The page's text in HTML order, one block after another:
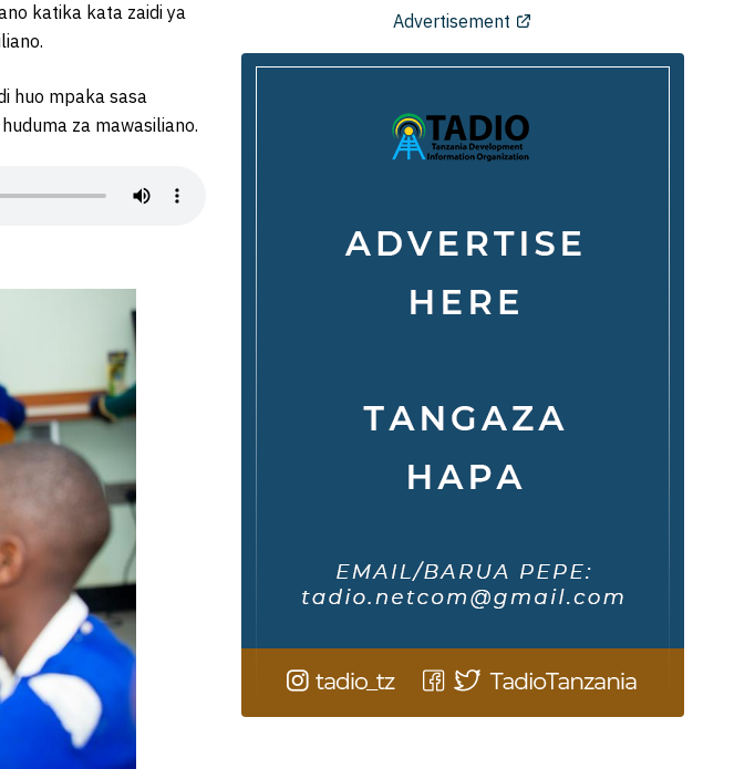
katika kata zaidi ya
huo mpaka sasa
za mawasiliano.
Advertisement